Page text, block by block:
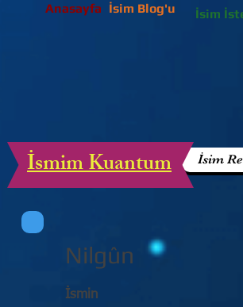
Anasayfa İsim Blog'u İsim
İsim
İsmim Kuantum
Nilgûn
İsmin